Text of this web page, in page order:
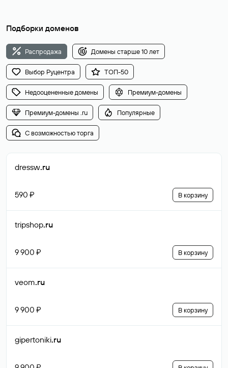
Подборки доменов
Распродажа Домены старше 10 лет
Выбор Руцентра ТОП-50
Недооцененные домены Премиум-домены
Премиум-домены .ru Популярные
С возможностью торга
dressw.ru
590 ₽ В корзину
tripshop.ru
9 900 ₽ В корзину
veom.ru
9 900 ₽ В корзину
gipertoniki.ru